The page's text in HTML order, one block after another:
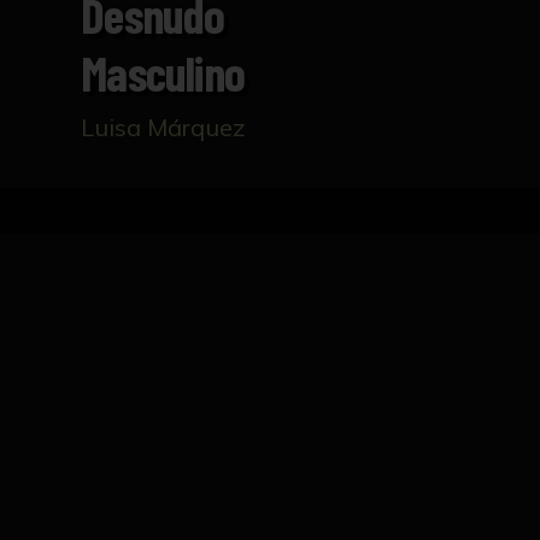
Desnudo
Masculino
Luisa Márquez